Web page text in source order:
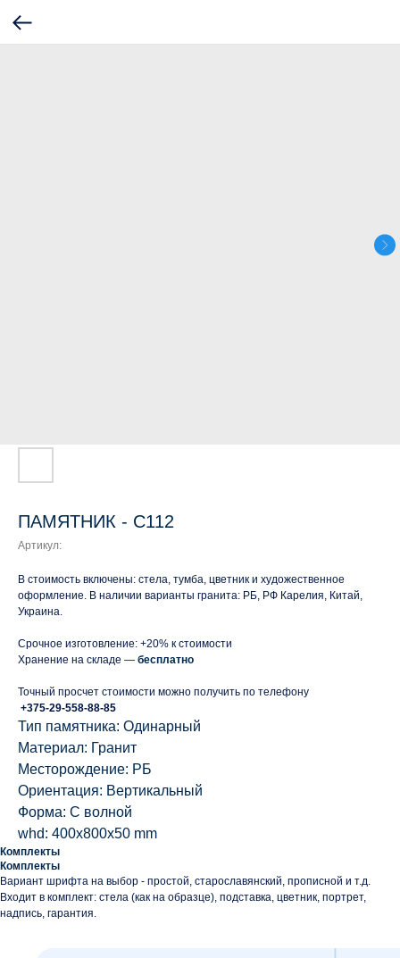
ПАМЯТНИК - С112
Артикул:
В стоимость включены: стела, тумба, цветник и художественное
оформление. В наличии варианты гранита: РБ, РФ Карелия, Китай,
Украина.
Срочное изготовление: +20% к стоимости
Хранение на складе — бесплатно
Точный просчет стоимости можно получить по телефону
+375-29-558-88-85
Тип памятника: Одинарный
Материал: Гранит
Месторождение: РБ
Ориентация: Вертикальный
Форма: С волной
whd: 400x800x50 mm
Комплекты
Комплекты
Вариант шрифта на выбор - простой, старославянский, прописной и т.д.
Входит в комплект: стела (как на образце), подставка, цветник, портрет,
надпись, гарантия.